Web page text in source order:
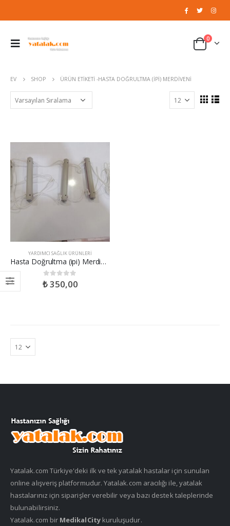
0
EV SHOP ÜRÜN ETIKETI -HASTA DOĞRULTMA (IPI) MERDIVENI
YARDIMCI SAĞLIK ÜRÜNLERI
Hasta Doğrultma (ipi) Merdiveni
0 out of 5
₺350,00
Yatalak.com Türkiye'deki ilk ve tek yatalak hastalar için sunulan
online alışveriş platformudur. Yatalak.com aracılığı ile, yatalak
hastalarınız için siparişler verebilir veya bazı destek taleplerinde
bulunabilirsiniz.
Yatalak.com bir MedikalCitykuruluşudur.